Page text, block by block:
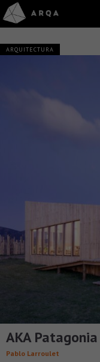
ARQUITECTURA
AKA Patagonia
Pablo Larroulet